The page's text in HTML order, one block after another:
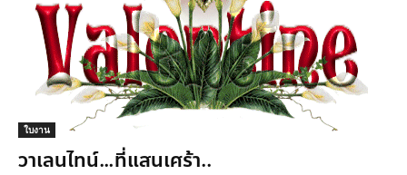
ใบงาน
วาเลนไทน์…ที่แสนเศร้า..